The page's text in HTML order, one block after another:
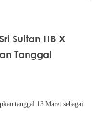
Sultan HB X
Tanggal
tanggal 13 Maret sebagai